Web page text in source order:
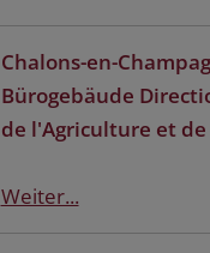
Chalons-en-
Bürogebäude
de l'Agriculture et
Weiter...